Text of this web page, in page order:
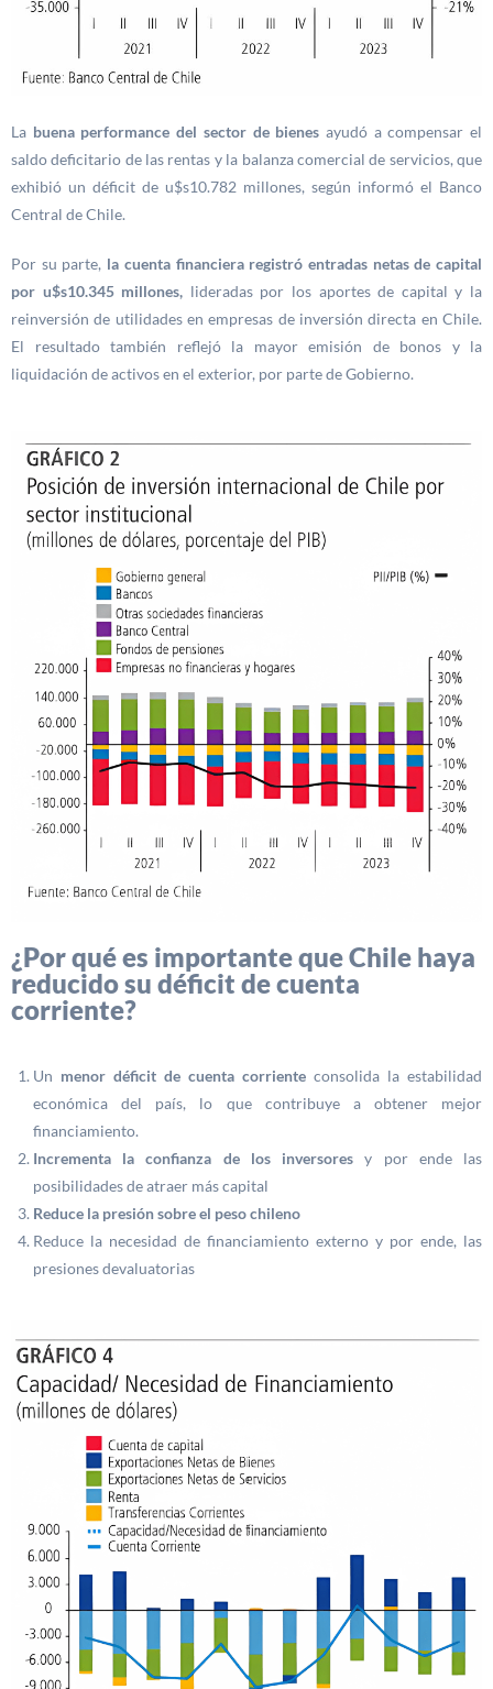
La buena performance del sector de bienes ayudó a compensar el
saldo deficitario de las rentas y la balanza comercial de servicios, que
exhibió un déficit de u$s10.782 millones, según informó el Banco
Central de Chile.
Por su parte, la cuenta financiera registró entradas netas de capital
por u$s10.345 millones, lideradas por los aportes de capital y la
reinversión de utilidades en empresas de inversión directa en Chile.
El resultado también reflejó la mayor emisión de bonos y la
liquidación de activos en el exterior, por parte de Gobierno.
¿Por qué es importante que Chile haya
reducido su déficit de cuenta
corriente?
Un menor déficit de cuenta corriente consolida la estabilidad
económica del país, lo que contribuye a obtener mejor
financiamiento.
Incrementa la confianza de los inversores y por ende las
posibilidades de atraer más capital
Reduce la presión sobre el peso chileno
Reduce la necesidad de financiamiento externo y por ende, las
presiones devaluatorias